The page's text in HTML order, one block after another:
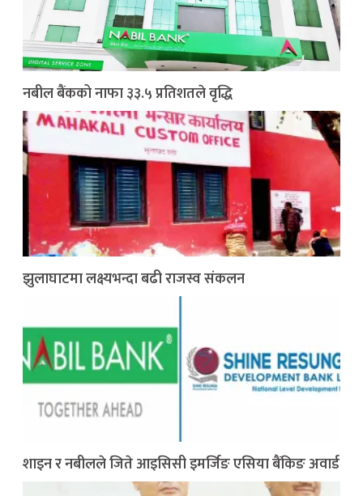
नबील बैंकको नाफा ३३.५ प्रतिशतले वृद्धि
झुलाघाटमा लक्ष्यभन्दा बढी राजस्व संकलन
शाइन र नबीलले जिते आइसिसी इमर्जिङ एसिया बैंकिङ अवार्ड